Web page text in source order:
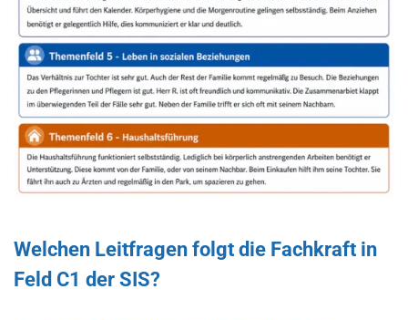
Welchen Leitfragen folgt die Fachkraft in
Feld C1 der SIS?